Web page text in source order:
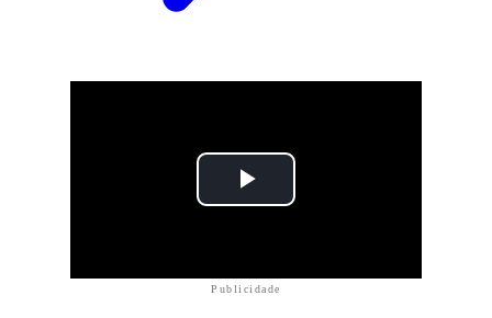
Publicidade